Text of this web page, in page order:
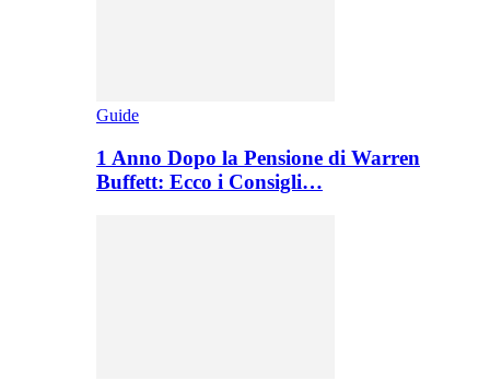
Guide
1 Anno Dopo la Pensione di Warren
Buffett: Ecco i Consigli…